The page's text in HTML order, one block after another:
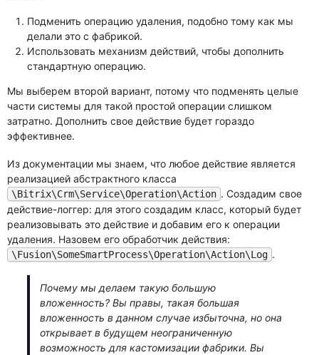
Подменить операцию удаления, подобно тому как мы
делали это с фабрикой.
Использовать механизм действий, чтобы дополнить
стандартную операцию.
Мы выберем второй вариант, потому что подменять целые
части системы для такой простой операции слишком
затратно. Дополнить свое действие будет гораздо
эффективнее.
Из документации мы знаем, что любое действие является
реализацией абстрактного класса
\Bitrix\Crm\Service\Operation\Action . Создадим свое
действие-логгер: для этого создадим класс, который будет
реализовывать это действие и добавим его к операции
удаления. Назовем его обработчик действия:
\Fusion\SomeSmartProcess\Operation\Action\Log .
Почему мы делаем такую большую
вложенность? Вы правы, такая большая
вложенность в данном случае избыточна, но она
открывает в будущем неограниченную
возможность для кастомизации фабрики. Вы